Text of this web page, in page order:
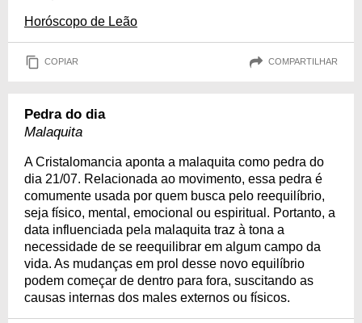
Horóscopo de Leão
COPIAR COMPARTILHAR
Pedra do dia
Malaquita
A Cristalomancia aponta a malaquita como pedra do
dia 21/07. Relacionada ao movimento, essa pedra é
comumente usada por quem busca pelo reequilíbrio,
seja físico, mental, emocional ou espiritual. Portanto, a
data influenciada pela malaquita traz à tona a
necessidade de se reequilibrar em algum campo da
vida. As mudanças em prol desse novo equilíbrio
podem começar de dentro para fora, suscitando as
causas internas dos males externos ou físicos.